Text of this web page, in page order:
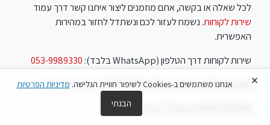
לכל שאלה או בקשה, אתם מוזמנים ליצור איתנו קשר דרך עמוד
שירות לקוחות. נשמח לעזור לכם ונשתדל לחזור במהירות
האפשרית.
שירות לקוחות דרך הטלפון (WhatsApp בלבד):
053-9989330
שעות פעילות: ראשון עד חמישי 10:00-18:00, שישי שבת סגור
Feels
× אנחנו משתמשים ב-Cookies לשיפור חוויית הגלישה. מדיניות הפרטיות
הבנתי